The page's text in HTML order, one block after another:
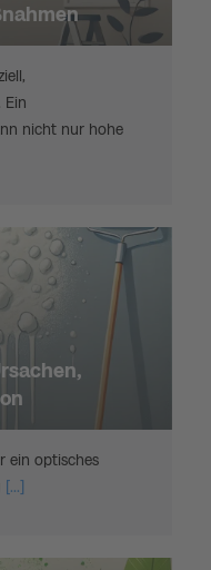
Ein
nicht nur hohe
ein optisches
[...]